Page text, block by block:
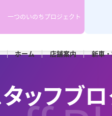
一つのいのちプロジェクト
ホーム 店舗案内
新発田店
新車・
ーライフや
います。ッフブ